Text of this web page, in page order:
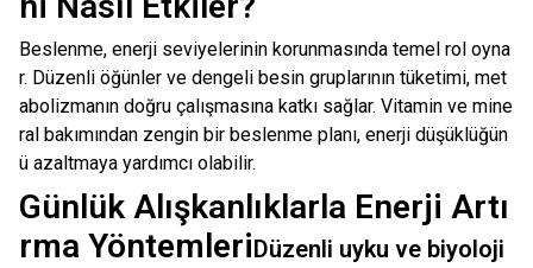
Beslenme, enerji seviyelerinin korunmasında temel rol oyna
r. Düzenli öğünler ve dengeli besin gruplarının tüketimi, met
abolizmanın doğru çalışmasına katkı sağlar. Vitamin ve mine
ral bakımından zengin bir beslenme planı, enerji düşüklüğün
ü azaltmaya yardımcı olabilir.
Günlük Alışkanlıklarla Enerji Artı
rma YöntemleriDüzenli uyku ve biyoloji